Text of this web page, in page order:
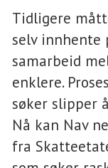
Tidligere
selv innhente
samarbeid
enklere.
søker slipper
Nå kan Nav
fra